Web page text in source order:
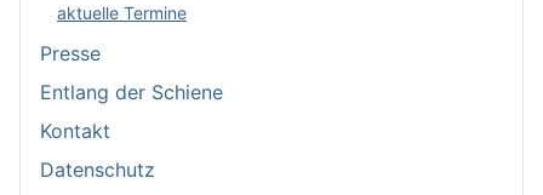
aktuelle Termine
Presse
Entlang der Schiene
Kontakt
Datenschutz